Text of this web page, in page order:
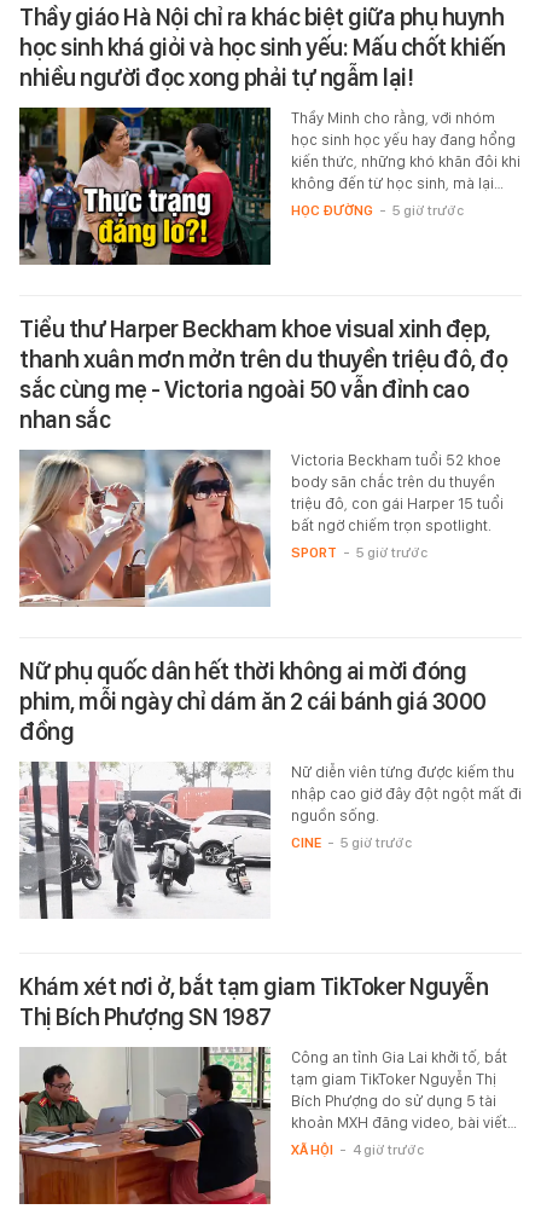
Thầy giáo Hà Nội chỉ ra khác biệt giữa phụ huynh
học sinh khá giỏi và học sinh yếu: Mấu chốt khiến
nhiều người đọc xong phải tự ngẫm lại!
Thầy Minh cho rằng, với nhóm
học sinh học yếu hay đang hổng
kiến thức, những khó khăn đôi khi
không đến từ học sinh, mà lại…
HỌC ĐƯỜNG - 5 giờ trước
Tiểu thư Harper Beckham khoe visual xinh đẹp,
thanh xuân mơn mởn trên du thuyền triệu đô, đọ
sắc cùng mẹ - Victoria ngoài 50 vẫn đỉnh cao
nhan sắc
Victoria Beckham tuổi 52 khoe
body săn chắc trên du thuyền
triệu đô, con gái Harper 15 tuổi
bất ngờ chiếm trọn spotlight.
SPORT - 5 giờ trước
Nữ phụ quốc dân hết thời không ai mời đóng
phim, mỗi ngày chỉ dám ăn 2 cái bánh giá 3000
đồng
Nữ diễn viên từng được kiếm thu
nhập cao giờ đây đột ngột mất đi
nguồn sống.
CINE - 5 giờ trước
Khám xét nơi ở, bắt tạm giam TikToker Nguyễn
Thị Bích Phượng SN 1987
Công an tỉnh Gia Lai khởi tố, bắt
tạm giam TikToker Nguyễn Thị
Bích Phượng do sử dụng 5 tài
khoản MXH đăng video, bài viết…
XÃ HỘI - 4 giờ trước